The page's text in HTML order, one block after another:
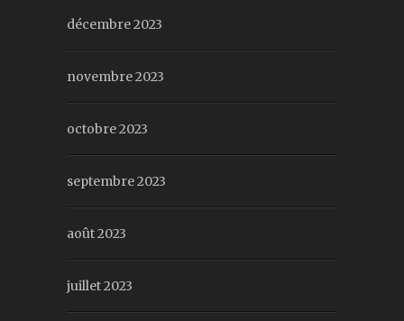
décembre 2023
novembre 2023
octobre 2023
septembre 2023
août 2023
juillet 2023